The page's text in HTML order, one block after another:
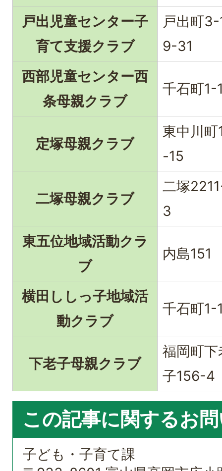
戸出児童センター子
育て支援クラブ
戸出町3-
9-31
西部児童センター西
条母親クラブ
千石町1-
定塚母親クラブ
東中川町
-15
二塚母親クラブ
二塚
3
東五位地域活動クラ
ブ
内島151
横田ししっ子地域活
動クラブ
千石町1-
下老子母親クラブ
福岡町下
子156-4
この記事に関するお
子ども・子育て課